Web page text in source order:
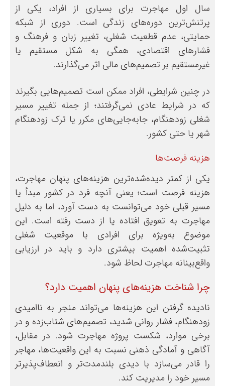
سال اول مهاجرت برای بسیاری از افراد، یکی از
پرتنش‌ترین دوره‌های زندگی است. دوری از شبکه
حمایتی، عدم قطعیت شغلی، تغییر زبان و فرهنگ و
فشارهای اقتصادی، همگی به شکل مستقیم یا
غیرمستقیم بر تصمیم‌های مالی اثر می‌گذارند.
در چنین شرایطی، افراد ممکن است تصمیم‌هایی بگیرند
که در شرایط عادی نمی‌گرفتند؛ از جمله تغییر مسیر
شغلی زودهنگام، جابه‌جایی‌های مکرر یا ترک زودهنگام
شهر یا حتی کشور.
هزینه فرصت‌ها
یکی از کمتر دیده‌شده‌ترین هزینه‌های پنهان مهاجرت،
هزینه فرصت است؛ یعنی آنچه فرد در کشور مبدأ یا
مسیر قبلی خود می‌توانست به دست آورد، اما به دلیل
مهاجرت به تعویق افتاده یا از دست رفته است. این
موضوع به‌ویژه برای افرادی با موقعیت شغلی
تثبیت‌شده اهمیت بیشتری دارد و باید در ارزیابی
واقع‌بینانه مهاجرت لحاظ شود.
چرا شناخت هزینه‌های پنهان اهمیت دارد؟
نادیده گرفتن این هزینه‌ها می‌تواند منجر به ناامیدی
زودهنگام، فشار روانی شدید، تصمیم‌های شتاب‌زده و در
برخی موارد، شکست پروژه مهاجرت شود. در مقابل،
آگاهی و آمادگی ذهنی نسبت به این واقعیت‌ها، مهاجر
را قادر می‌سازد با دیدی بلندمدت‌تر و انعطاف‌پذیرتر
مسیر خود را مدیریت کند.